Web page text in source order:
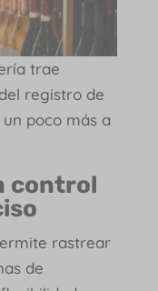
trae
registro de
poco más a
control
rastrear
de